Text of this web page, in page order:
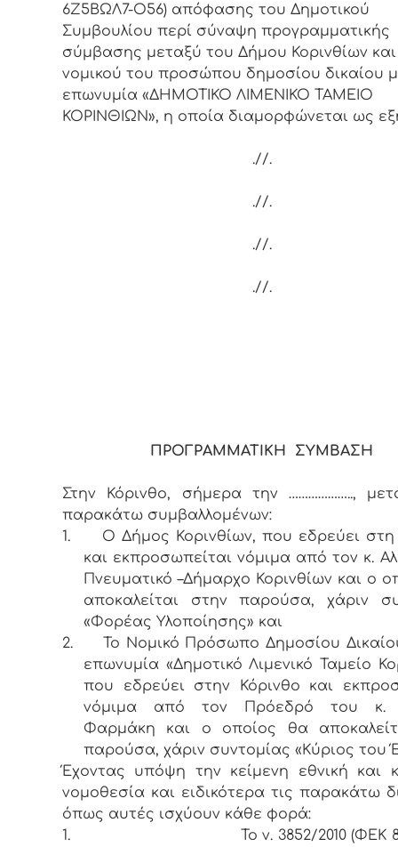
6Ζ5ΒΩΛ7-Ο56) απόφασης του Δημοτικού
Συμβουλίου περί σύναψη προγραμματικής
σύμβασης μεταξύ του Δήμου Κορινθίων
νομικού του προσώπου δημοσίου δικαίου
επωνυμία «ΔΗΜΟΤΙΚΟ ΛΙΜΕΝΙΚΟ ΤΑΜΕΙΟ
ΚΟΡΙΝΘΙΩΝ», η οποία διαμορφώνεται ως
.//.
.//.
.//.
.//.
ΠΡΟΓΡΑΜΜΑΤΙΚΗ ΣΥΜΒΑΣΗ
Στην Κόρινθο, σήμερα την ………………..,
παρακάτω συμβαλλομένων:
1.
Ο Δήμος Κορινθίων, που εδρεύει στη
και εκπροσωπείται νόμιμα από τον κ.
Πνευματικό –Δήμαρχο Κορινθίων και ο
αποκαλείται στην παρούσα, χάριν
«Φορέας Υλοποίησης» και
2.
Το Νομικό Πρόσωπο Δημοσίου
επωνυμία «Δημοτικό Λιμενικό Ταμείο
που εδρεύει στην Κόρινθο και
νόμιμα από τον Πρόεδρό του κ.
Φαρμάκη και ο οποίος θα
παρούσα, χάριν συντομίας «Κύριος του
Έχοντας υπόψη την κείμενη εθνική και
νομοθεσία και ειδικότερα τις παρακάτω
όπως αυτές ισχύουν κάθε φορά:
1.
Το ν. 3852/2010 (ΦΕΚ